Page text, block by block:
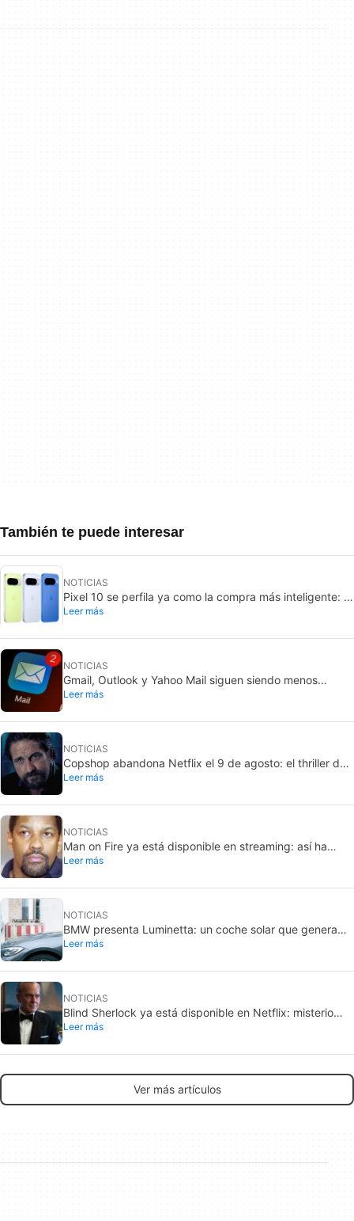
También te puede interesar
NOTICIAS
Pixel 10 se perfila ya como la compra más inteligente: el
Pixel 11 subiría 100 dólares
Leer más
NOTICIAS
Gmail, Outlook y Yahoo Mail siguen siendo menos
seguros que los chats
Leer más
NOTICIAS
Copshop abandona Netflix el 9 de agosto: el thriller de
Gerard Butler apura sus últimos días
Leer más
NOTICIAS
Man on Fire ya está disponible en streaming: así ha
envejecido el thriller de Denzel Washington
Leer más
NOTICIAS
BMW presenta Luminetta: un coche solar que genera
más energía de la que consume
Leer más
NOTICIAS
Blind Sherlock ya está disponible en Netflix: misterio
policíaco con un protagonista ciego
Leer más
Ver más artículos